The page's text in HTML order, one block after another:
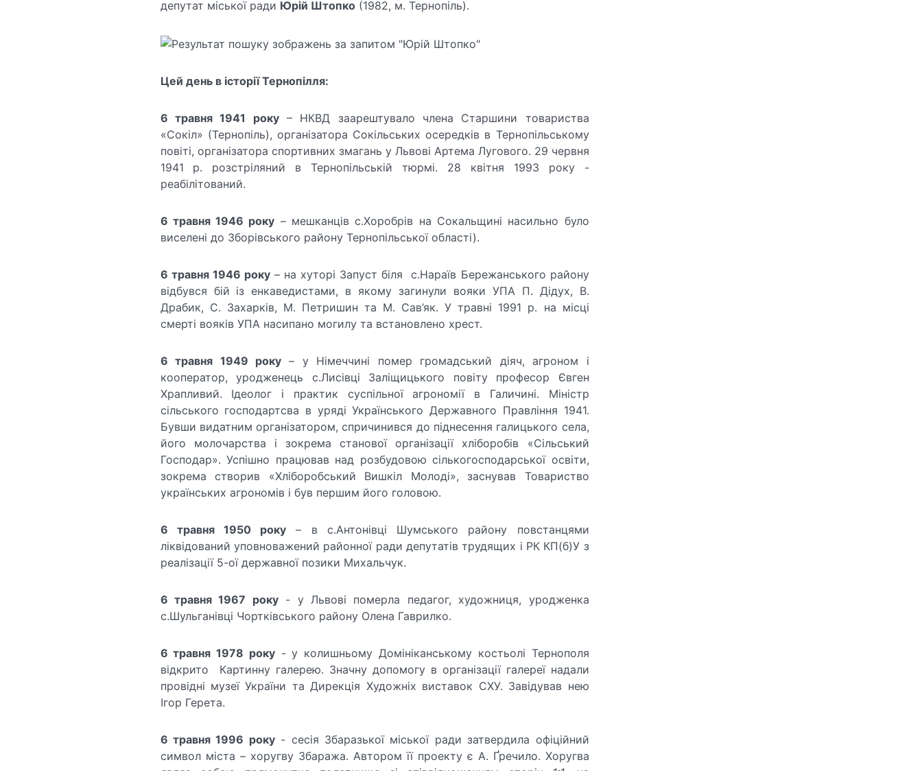
депутат міської ради Юрій Штопко(1982, м. Тернопіль).
Цей день в історії Тернопілля:
6 травня 1941 року– НКВД заарештувало члена Старшини товариства
«Сокіл» (Тернопіль), організатора Сокільських осередків в Тернопільському
повіті, організатора спортивних змагань у Львові Артема Лугового. 29 червня
1941 р. розстріляний в Тернопільській тюрмі. 28 квітня 1993 року -
реабілітований.
6 травня 1946 року – мешканців с.Хоробрів на Сокальщині насильно було
виселені до Зборівського району Тернопільської області).
6 травня 1946 року– на хуторі Запуст біля с.Нараїв Бережанського району
відбувся бій із енкаведистами, в якому загинули вояки УПА П. Дідух, В.
Драбик, С. Захарків, М. Петришин та М. Сав’як. У травні 1991 р. на місці
смерті вояків УПА насипано могилу та встановлено хрест.
6 травня 1949 року– у Німеччині помер громадський діяч, агроном і
кооператор, уродженець с.Лисівці Заліщицького повіту професор Євген
Храпливий. Ідеолог і практик суспільної агрономії в Галичині. Міністр
сільського господартсва в уряді Українського Державного Правління 1941.
Бувши видатним організатором, спричинився до піднесення галицького села,
його молочарства і зокрема станової організації хліборобів «Сільський
Господар». Успішно працював над розбудовою сількогосподарської освіти,
зокрема створив «Хліборобський Вишкіл Молоді», заснував Товариство
українських агрономів і був першим його головою.
6 травня 1950 року – в с.Антонівці Шумського району повстанцями
ліквідований уповноважений районної ради депутатів трудящих і РК КП(б)У з
реалізації 5-ої державної позики Михальчук.
6 травня 1967 року- у Львові померла педагог, художниця, уродженка
с.Шульганівці Чортківського району Олена Гаврилко.
6 травня 1978 року- у колишньому Домініканському костьолі Тернополя
відкрито Картинну галерею. Значну допомогу в організації галереї надали
провідні музеї України та Дирекція Художніх виставок СХУ. Завідував нею
Ігор Герета.
6 травня 1996 року- сесія Збаразької міської ради затвердила офіційний
символ міста – хоругву Збаража. Автором її проекту є А. Ґречило. Хоругва